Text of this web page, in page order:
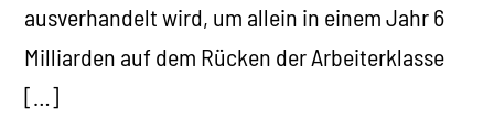
ausverhandelt wird, um allein in einem Jahr 6
Milliarden auf dem Rücken der Arbeiterklasse
[…]